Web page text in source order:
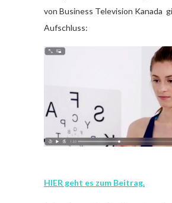
von Business Television Kanada
Aufschluss:
HIER geht es zum Beitrag.